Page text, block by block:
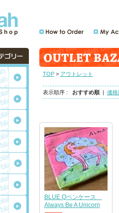
TOP> アウトレット
表示順序 : おすすめ順| 価格
BLUE Qペンケース
Always Be A Unicorn